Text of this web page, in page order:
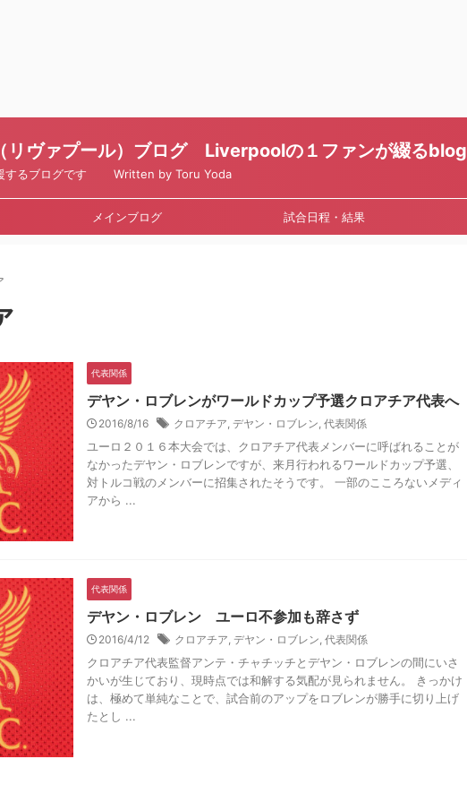
リヴァプール）ブログ Liverpoolの１ファンが綴るblog
するブログです Written by Toru Yoda
メインブログ 試合日程・結果
代表関係
デヤン・ロブレンがワールドカップ予選クロアチア代表へ
2016/8/16 クロアチア, デヤン・ロブレン, 代表関係
ユーロ２０１６本大会では、クロアチア代表メンバーに呼ばれることが
なかったデヤン・ロブレンですが、来月行われるワールドカップ予選、
対トルコ戦のメンバーに招集されたそうです。 一部のこころないメディ
アから ...
代表関係
デヤン・ロブレン ユーロ不参加も辞さず
2016/4/12 クロアチア, デヤン・ロブレン, 代表関係
クロアチア代表監督アンテ・チャチッチとデヤン・ロブレンの間にいさ
かいが生じており、現時点では和解する気配が見られません。 きっかけ
は、極めて単純なことで、試合前のアップをロブレンが勝手に切り上げ
たとし ...